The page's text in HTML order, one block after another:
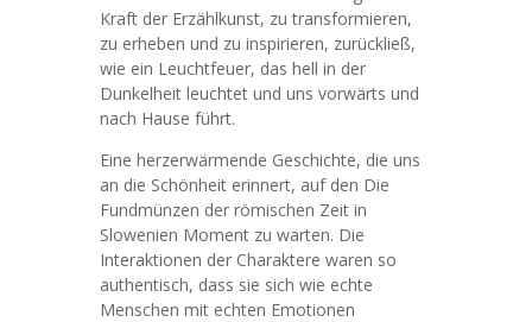
Kraft der Erzählkunst, zu transformieren,
zu erheben und zu inspirieren, zurückließ,
wie ein Leuchtfeuer, das hell in der
Dunkelheit leuchtet und uns vorwärts und
nach Hause führt.
Eine herzerwärmende Geschichte, die uns
an die Schönheit erinnert, auf den Die
Fundmünzen der römischen Zeit in
Slowenien Moment zu warten. Die
Interaktionen der Charaktere waren so
authentisch, dass sie sich wie echte
Menschen mit echten Emotionen